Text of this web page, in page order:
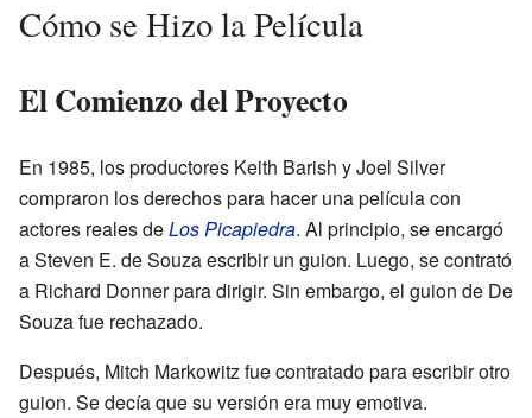
Cómo se Hizo la Película
El Comienzo del Proyecto
En 1985, los productores Keith Barish y Joel Silver
compraron los derechos para hacer una película con
actores reales deLos Picapiedra. Al principio, se encargó
a Steven E. de Souza escribir un guion. Luego, se contrató
a Richard Donner para dirigir. Sin embargo, el guion de De
Souza fue rechazado.
Después, Mitch Markowitz fue contratado para escribir otro
guion. Se decía que su versión era muy emotiva.